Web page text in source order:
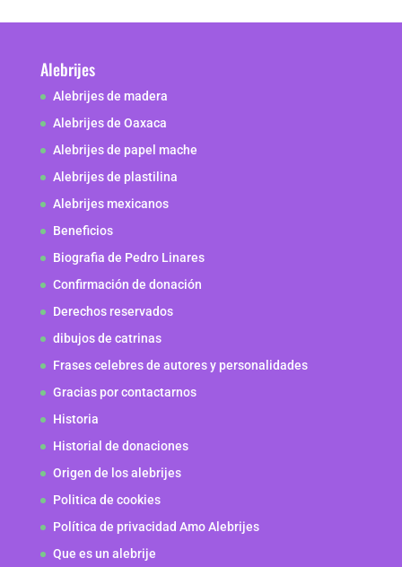
Alebrijes
Alebrijes de madera
Alebrijes de Oaxaca
Alebrijes de papel mache
Alebrijes de plastilina
Alebrijes mexicanos
Beneficios
Biografia de Pedro Linares
Confirmación de donación
Derechos reservados
dibujos de catrinas
Frases celebres de autores y personalidades
Gracias por contactarnos
Historia
Historial de donaciones
Origen de los alebrijes
Politica de cookies
Política de privacidad Amo Alebrijes
Que es un alebrije